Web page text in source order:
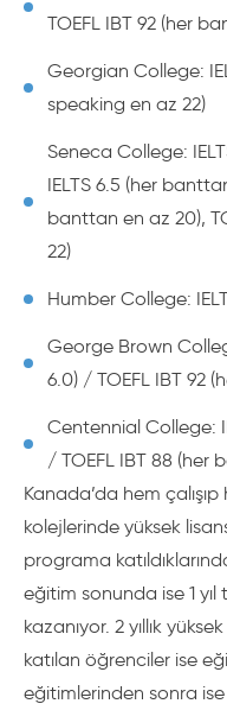
TOEFL IBT 92 (her
Georgian College:
speaking en az 22)
Seneca College:
IELTS 6.5 (her
banttan en az 20),
22)
Humber College:
George Brown
6.0) / TOEFL IBT 92
Centennial College:
/ TOEFL IBT 88 (her
Kanada’da hem
kolejlerinde yüksek
programa
eğitim sonunda ise 1 yıl
kazanıyor. 2 yıllık
katılan öğrenciler ise
eğitimlerinden sonra ise